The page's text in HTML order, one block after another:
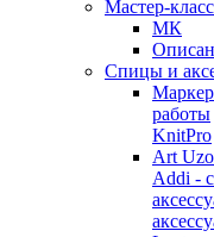
Мастер-
МК
Спицы и
работы
KnitPro
Art
Addi -